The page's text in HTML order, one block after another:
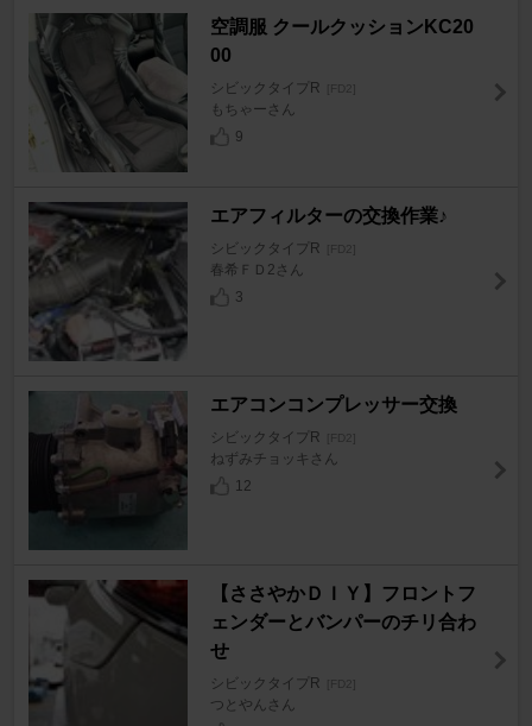
空調服 クールクッションKC20
00
シビックタイプR [FD2]
もちゃーさん
9
エアフィルターの交換作業♪
シビックタイプR [FD2]
春希ＦＤ2さん
3
エアコンコンプレッサー交換
シビックタイプR [FD2]
ねずみチョッキさん
12
【ささやかＤＩＹ】フロントフ
ェンダーとバンパーのチリ合わ
せ
シビックタイプR [FD2]
つとやんさん